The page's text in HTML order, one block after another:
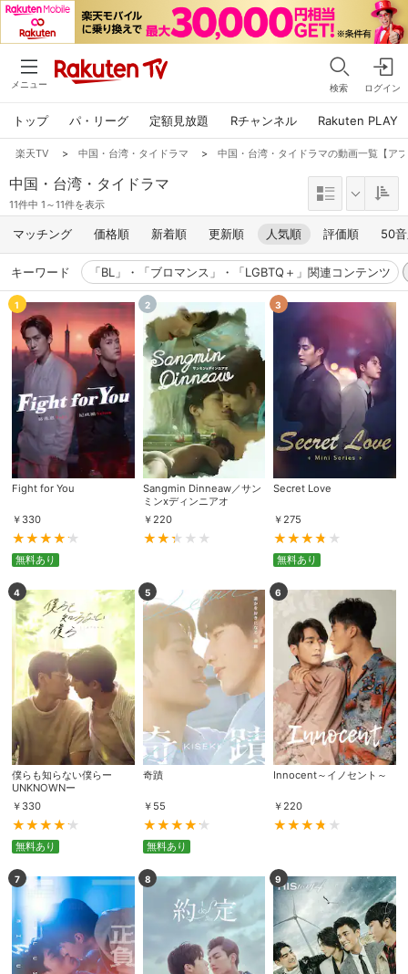
メニュー 検索 ログイン
トップ パ・リーグ 定額見放題 Rチャンネル Rakuten PLAY
楽天TV > 中国・台湾・タイドラマ > 中国・台湾・タイドラマの動画一覧【ア
中国・台湾・タイドラマ
11件中 1～11件を表示
マッチング 価格順 新着順 更新順 人気順 評価順 50
キーワード 「BL」・「ブロマンス」・「LGBTQ＋」関連コンテンツ
1
Fight for You
￥ 330
無料あり
2
Sangmin Dinneaw／サン
ミンxディンニアオ
￥ 220
3
Secret Love
￥ 275
無料あり
4
僕らも知らない僕らー
UNKNOWNー
￥ 330
無料あり
5
奇蹟
￥ 55
無料あり
6
Innocent～イノセント～
￥ 220
7 8 9